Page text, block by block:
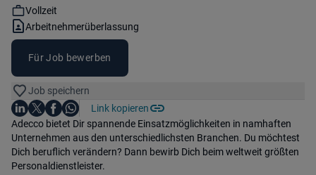
Workhours:
Vollzeit
Vertragsart:
Arbeitnehmerüberlassung
Für Job bewerben
Job speichern
Teile diesen Job
Auf LinkedIn teilen
Auf X teilen
Auf Facebook teilen
Auf WhatsApp teilen
Link kopieren
Einleitung
Adecco bietet Dir spannende Einsatzmöglichkeiten in namhaften
Unternehmen aus den unterschiedlichsten Branchen. Du möchtest
Dich beruflich verändern? Dann bewirb Dich beim weltweit größten
Personaldienstleister.